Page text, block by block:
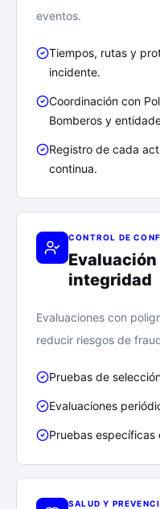
eventos.
Tiempos, rutas y
incidente.
Coordinación con
Bomberos y
Registro de cada
continua.
CONTROL DE
integridad
Evaluaciones con
reducir riesgos de
Pruebas de
Evaluaciones
Pruebas específicas
SALUD Y